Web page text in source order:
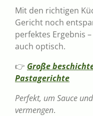
Mit den richtigen
Gericht noch
perfektes Ergebnis
auch optisch.
👉 Große
Pastagerichte
Perfekt, um Sauce
vermengen.